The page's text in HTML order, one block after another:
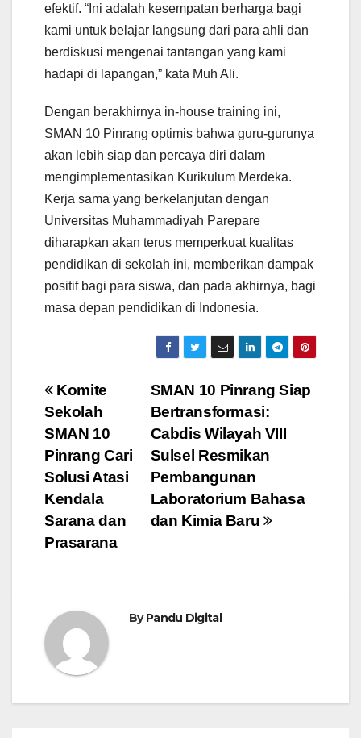
efektif. “Ini adalah kesempatan berharga bagi
kami untuk belajar langsung dari para ahli dan
berdiskusi mengenai tantangan yang kami
hadapi di lapangan,” kata Muh Ali.
Dengan berakhirnya in-house training ini,
SMAN 10 Pinrang optimis bahwa guru-gurunya
akan lebih siap dan percaya diri dalam
mengimplementasikan Kurikulum Merdeka.
Kerja sama yang berkelanjutan dengan
Universitas Muhammadiyah Parepare
diharapkan akan terus memperkuat kualitas
pendidikan di sekolah ini, memberikan dampak
positif bagi para siswa, dan pada akhirnya, bagi
masa depan pendidikan di Indonesia.
Post
navigation
SMAN 10 Pinrang Siap
Bertransformasi:
Cabdis Wilayah VIII
Sulsel Resmikan
Pembangunan
Laboratorium Bahasa
dan Kimia Baru
Komite
Sekolah
SMAN 10
Pinrang Cari
Solusi Atasi
Kendala
Sarana dan
Prasarana
ByPandu Digital